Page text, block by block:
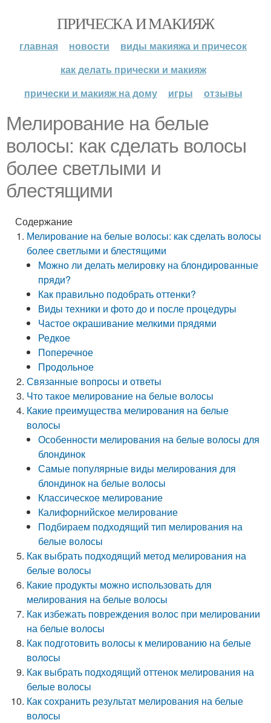
ПРИЧЕСКА И МАКИЯЖ
главная новости
виды макияжа и причесок
как делать прически и макияж
прически и макияж на дому
игры отзывы
Мелирование на белые
волосы: как сделать волосы
более светлыми и
блестящими
Содержание
Мелирование на белые волосы: как сделать волосы
более светлыми и блестящими
Можно ли делать мелировку на блондированные
пряди?
Как правильно подобрать оттенки?
Виды техники и фото до и после процедуры
Частое окрашивание мелкими прядями
Редкое
Поперечное
Продольное
Связанные вопросы и ответы
Что такое мелирование на белые волосы
Какие преимущества мелирования на белые
волосы
Особенности мелирования на белые волосы для
блондинок
Самые популярные виды мелирования для
блондинок на белые волосы
Классическое мелирование
Калифорнийское мелирование
Подбираем подходящий тип мелирования на
белые волосы
Как выбрать подходящий метод мелирования на
белые волосы
Какие продукты можно использовать для
мелирования на белые волосы
Как избежать повреждения волос при мелировании
на белые волосы
Как подготовить волосы к мелированию на белые
волосы
Как выбрать подходящий оттенок мелирования на
белые волосы
Как сохранить результат мелирования на белые
волосы